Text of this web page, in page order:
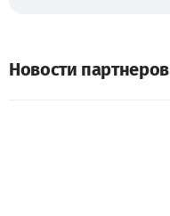
Новости партнеров